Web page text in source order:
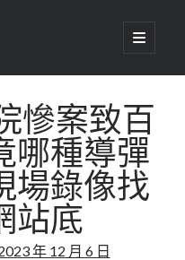
開
啟
要
單
慘案致百
哪種導彈
場錄像找
站底
年 12 月 6 日